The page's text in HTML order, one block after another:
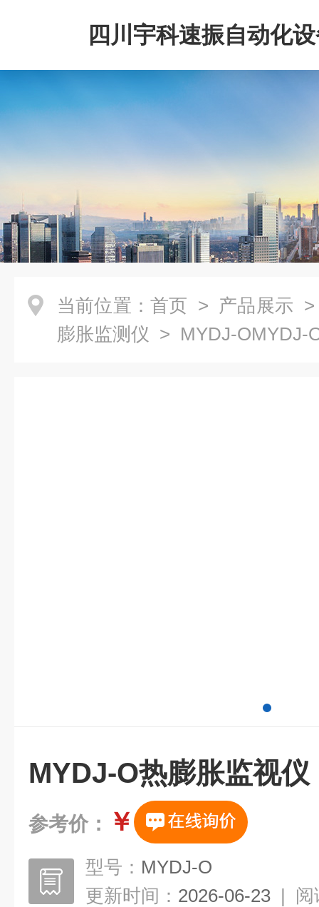
四川宇科速振自动化
公司
当前位置： 首页 > 产品展示
膨胀监测仪 > MYDJ-OMYDJ-
MYDJ-O热膨胀监视仪
参考价： ￥
型号： MYDJ-O
更新时间： 2026-06-23 | 阅